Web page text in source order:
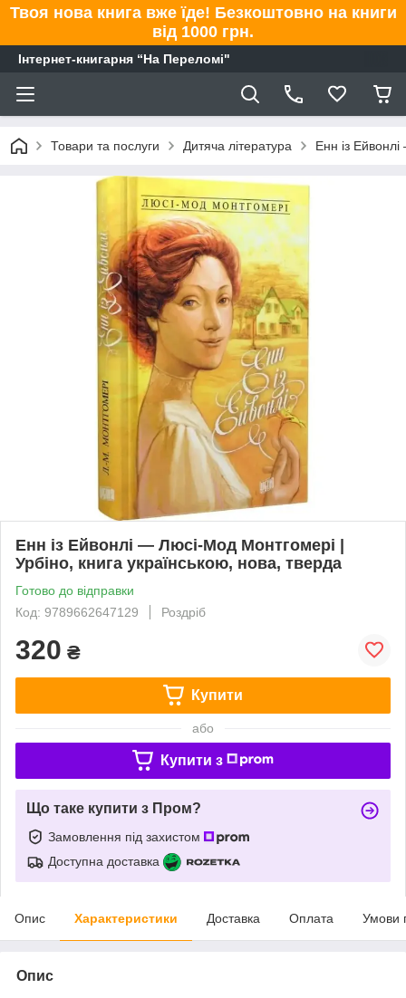
Твоя нова книга вже їде! Безкоштовно на книги
від 1000 грн.
Інтернет-книгарня “На Переломі"
Товари та послуги Дитяча література Енн із
Енн із Ейвонлі — Люсі-Мод Монтгомері |
Урбіно, книга українською, нова, тверда
Готово до відправки
Код: 9789662647129
Роздріб
320 ₴
Купити
або
Купити з
Що таке купити з Пром?
Замовлення під захистом
Доступна доставка
Опис Характеристики Доставка Оплата Умови
Опис